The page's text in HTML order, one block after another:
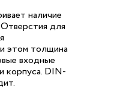
наличие
Отверстия для
этом толщина
входные
корпуса. DIN-